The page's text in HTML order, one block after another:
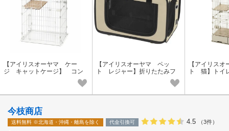
【アイリスオーヤマ ケー
ジ キャットケージ】 コン
【アイリスオーヤマ ペッ
ト レジャー】折りたたみフ
ァブリックケージ Sサイズ
【アイリス
ト 猫】トイ
今枝商店
送料無料 ※北海道・沖縄・離島を除く 代金引換可 4.5 （3件）